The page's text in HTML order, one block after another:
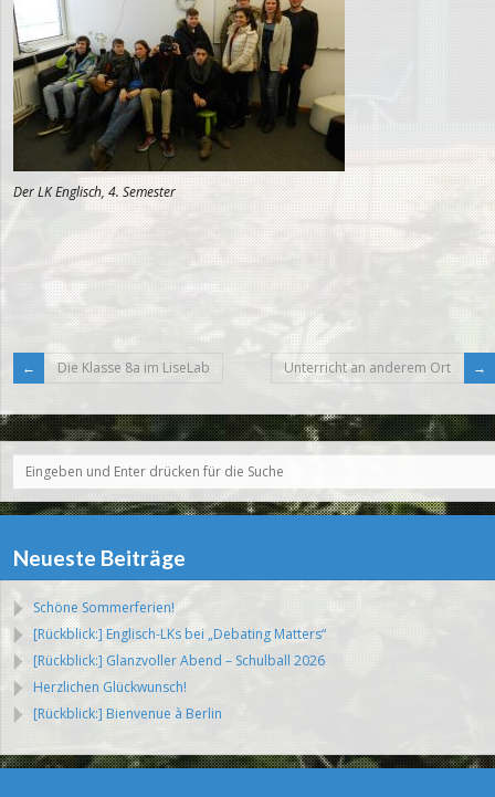
Der LK Englisch, 4. Semester
Die Klasse 8a im LiseLab Unterricht an anderem Ort
Neueste Beiträge
Schöne Sommerferien!
[Rückblick:] Englisch-LKs bei „Debating Matters“
[Rückblick:] Glanzvoller Abend – Schulball 2026
Herzlichen Glückwunsch!
[Rückblick:] Bienvenue à Berlin